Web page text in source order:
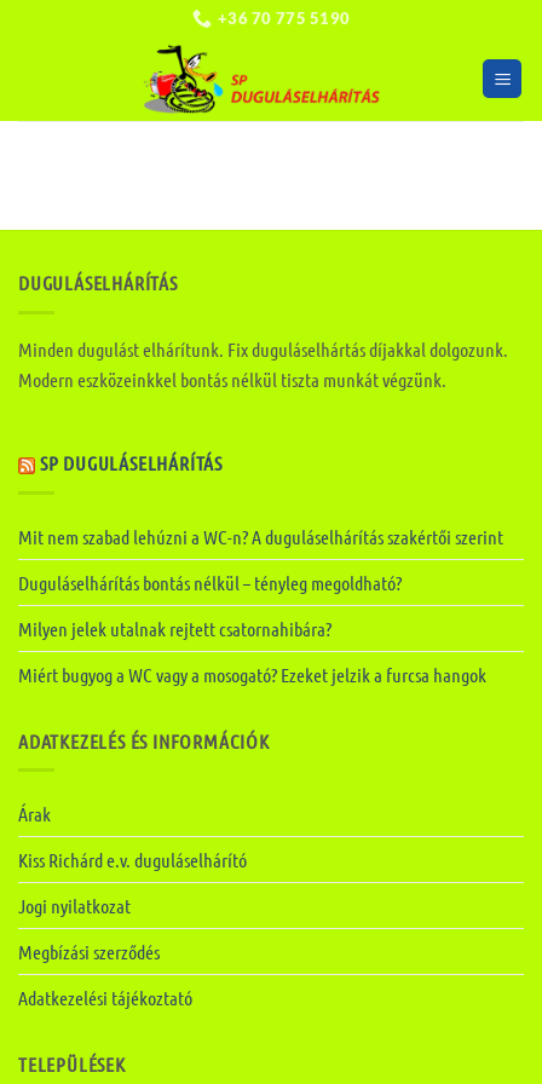
+36 70 775 5190
DUGULÁSELHÁRÍTÁS
Minden dugulást elhárítunk. Fix duguláselhártás díjakkal dolgozunk.
Modern eszközeinkkel bontás nélkül tiszta munkát végzünk.
SP DUGULÁSELHÁRÍTÁS
Mit nem szabad lehúzni a WC-n? A duguláselhárítás szakértői szerint
Duguláselhárítás bontás nélkül – tényleg megoldható?
Milyen jelek utalnak rejtett csatornahibára?
Miért bugyog a WC vagy a mosogató? Ezeket jelzik a furcsa hangok
ADATKEZELÉS ÉS INFORMÁCIÓK
Árak
Kiss Richárd e.v. duguláselhárító
Jogi nyilatkozat
Megbízási szerződés
Adatkezelési tájékoztató
TELEPÜLÉSEK